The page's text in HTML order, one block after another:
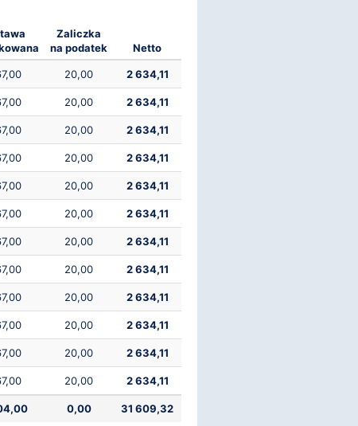
Zaliczka
na podatek
Netto
20,00 2 634,11
20,00 2 634,11
20,00 2 634,11
20,00 2 634,11
20,00 2 634,11
20,00 2 634,11
20,00 2 634,11
20,00 2 634,11
20,00 2 634,11
20,00 2 634,11
20,00 2 634,11
20,00 2 634,11
0,00 31 609,32